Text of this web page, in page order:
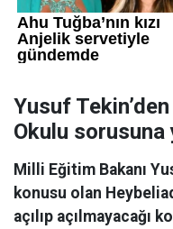
Yusuf
Okulu sorusuna
Milli Eğitim Bakanı
konusu olan
açılıp açılmayacağı